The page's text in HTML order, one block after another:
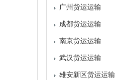
广州货运运输
成都货运运输
南京货运运输
武汉货运运输
雄安新区货运运输